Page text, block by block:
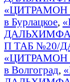
в Бурлацкое,
П ТАБ №20/
в Волгоград,